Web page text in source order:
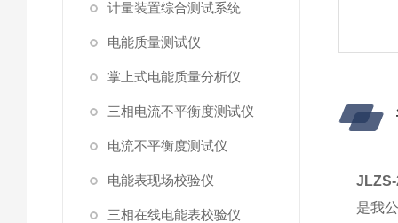
计量装置综合测试系统
电能质量测试仪
掌上式电能质量分析仪
三相电流不平衡度测试仪
电流不平衡度测试仪
电能表现场校验仪
三相在线电能表校验仪
JLZS-
是我